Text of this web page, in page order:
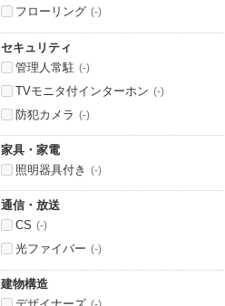
フローリング (-)
セキュリティ
管理人常駐 (-)
TVモニタ付インターホン (-)
防犯カメラ (-)
家具・家電
照明器具付き
(-)
通信・放送
CS (-)
光ファイバー (-)
建物構造